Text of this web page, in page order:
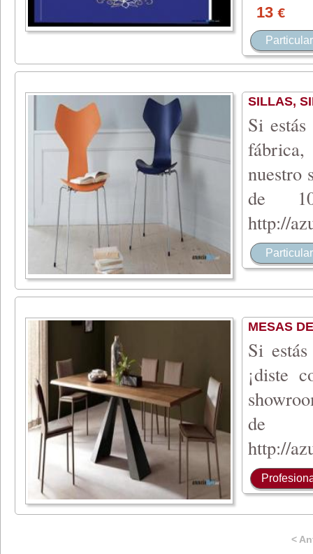
13 €
Particular
SILLAS,
Si
nuestro
de
http://
Particular
MESAS
Si
¡diste
de
http://
<